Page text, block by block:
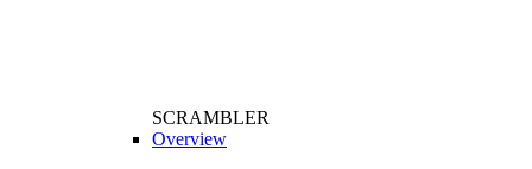
SCRAMBLER
Overview